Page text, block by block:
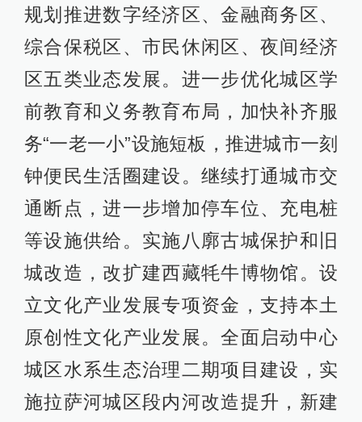
规划推进数字经济区、金融商务区、
综合保税区、市民休闲区、夜间经济
区五类业态发展。进一步优化城区学
前教育和义务教育布局，加快补齐服
务“一老一小”设施短板，推进城市一刻
钟便民生活圈建设。继续打通城市交
通断点，进一步增加停车位、充电桩
等设施供给。实施八廓古城保护和旧
城改造，改扩建西藏牦牛博物馆。设
立文化产业发展专项资金，支持本土
原创性文化产业发展。全面启动中心
城区水系生态治理二期项目建设，实
施拉萨河城区段内河改造提升，新建